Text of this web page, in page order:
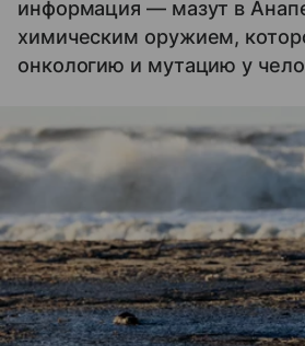
информация — мазут в
химическим оружием,
онкологию и мутацию у